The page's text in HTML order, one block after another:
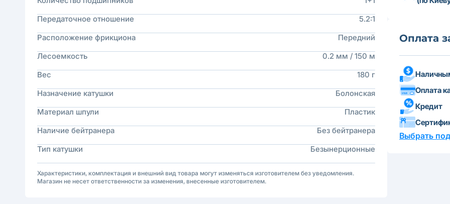
Передаточное отношение
5.2:1
Расположение фрикциона
Передний
Лесоемкость
0.2 мм / 150 м
Вес
180 г
Назначение катушки
Болонская
Материал шпули
Пластик
Наличие бейтранера
Без бейтранера
Тип катушки
Безынерционные
Характеристики, комплектация и внешний вид товара могут изменяться изготовителем без уведомления.
Магазин не несет ответственности за изменения, внесенные изготовителем.
Оплата
Оплата
Кредит
Выбрать